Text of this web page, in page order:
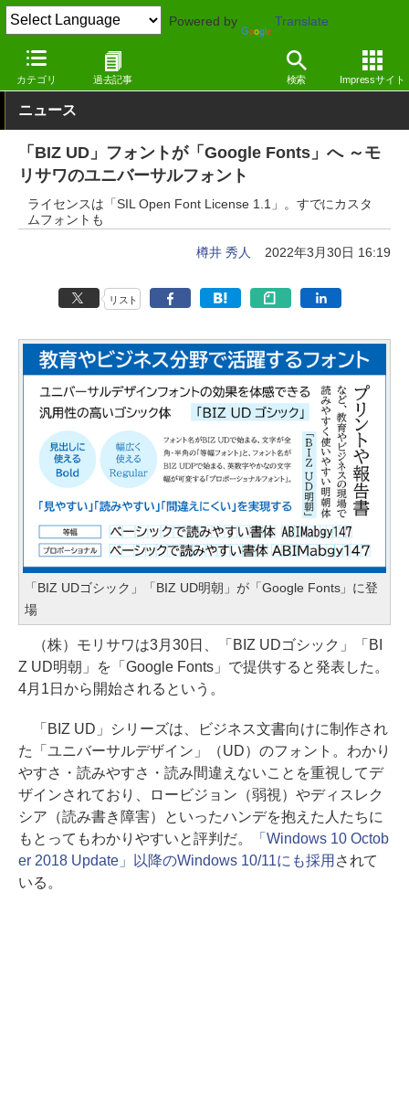
Powered by Translate
カテゴリ 過去記事 検索 Impressサイト
窓の杜 オフィス・ドキュメント 日本語（漢字あり）
ニュース
「BIZ UD」フォントが「Google Fonts」へ ～モ
リサワのユニバーサルフォント
ライセンスは「SIL Open Font License 1.1」。すでにカスタ
ムフォントも
樽井 秀人 2022年3月30日 16:19
リスト
「BIZ UDゴシック」「BIZ UD明朝」が「Google Fonts」に登
場
（株）モリサワは3月30日、「BIZ UDゴシック」「BI
Z UD明朝」を「Google Fonts」で提供すると発表した。
4月1日から開始されるという。
「BIZ UD」シリーズは、ビジネス文書向けに制作され
た「ユニバーサルデザイン」（UD）のフォント。わかり
やすさ・読みやすさ・読み間違えないことを重視してデ
ザインされており、ロービジョン（弱視）やディスレク
シア（読み書き障害）といったハンデを抱えた人たちに
もとってもわかりやすいと評判だ。
「Windows 10 Octob
er 2018 Update」以降のWindows 10/11にも採用 されて
いる。